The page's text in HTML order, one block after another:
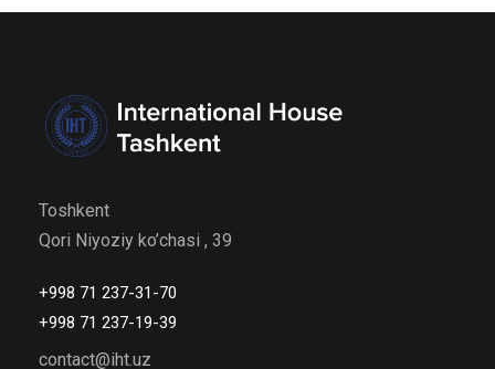
Toshkent
Qori Niyoziy ko’chasi , 39
+998 71 237-31-70
+998 71 237-19-39
contact@iht.uz